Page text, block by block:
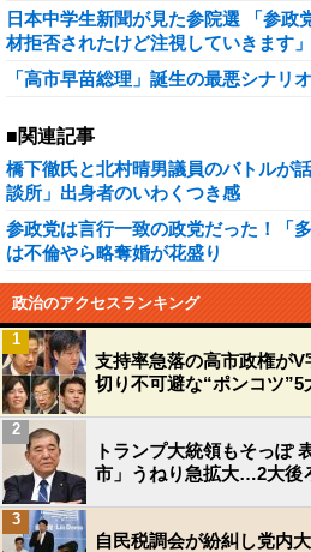
日本中学生新聞が見た参院選 「参政
材拒否されたけど注視していきます」
「高市早苗総理」誕生の最悪シナリオ
■関連記事
橋下徹氏と北村晴男議員のバトルが
談所」出身者のいわくつき感
参政党は言行一致の政党だった！「
は不倫やら略奪婚が花盛り
政治のアクセスランキング
支持率急落の高市政権が
切り不可避な“ポンコツ”5
1
トランプ大統領もそっぽ
市」うねり急拡大…2大後
2
自民税調会が紛糾し党内
3